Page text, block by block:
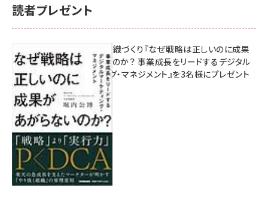
読者プレゼント
成果を生む組織づくり『なぜ戦略は正しいのに成果
があがらないのか？ 事業成長をリードするデジタル
マーケティング・マネジメント』を3名様にプレゼント
8月7日 10:00